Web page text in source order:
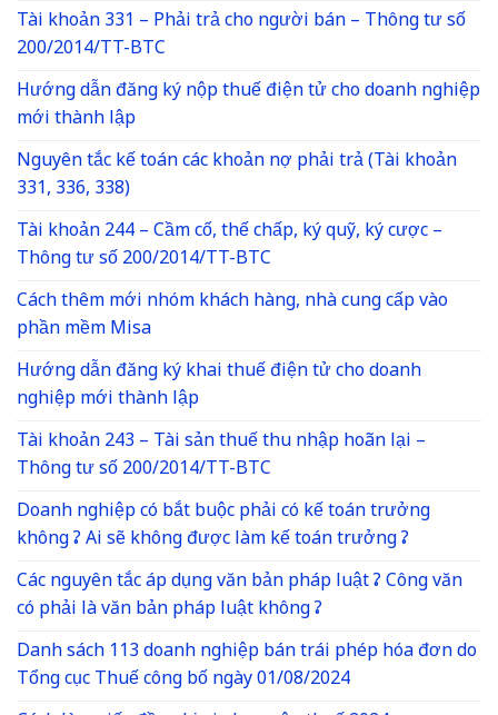
Tài khoản 331 – Phải trả cho người bán – Thông tư số
200/2014/TT-BTC
Hướng dẫn đăng ký nộp thuế điện tử cho doanh nghiệp
mới thành lập
Nguyên tắc kế toán các khoản nợ phải trả (Tài khoản
331, 336, 338)
Tài khoản 244 – Cầm cố, thế chấp, ký quỹ, ký cược –
Thông tư số 200/2014/TT-BTC
Cách thêm mới nhóm khách hàng, nhà cung cấp vào
phần mềm Misa
Hướng dẫn đăng ký khai thuế điện tử cho doanh
nghiệp mới thành lập
Tài khoản 243 – Tài sản thuế thu nhập hoãn lại –
Thông tư số 200/2014/TT-BTC
Doanh nghiệp có bắt buộc phải có kế toán trưởng
không ? Ai sẽ không được làm kế toán trưởng ?
Các nguyên tắc áp dụng văn bản pháp luật ? Công văn
có phải là văn bản pháp luật không ?
Danh sách 113 doanh nghiệp bán trái phép hóa đơn do
Tổng cục Thuế công bố ngày 01/08/2024